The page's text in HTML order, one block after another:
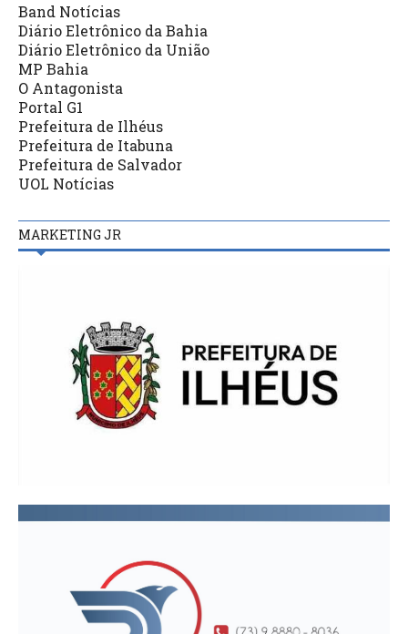
Band Notícias
Diário Eletrônico da Bahia
Diário Eletrônico da União
MP Bahia
O Antagonista
Portal G1
Prefeitura de Ilhéus
Prefeitura de Itabuna
Prefeitura de Salvador
UOL Notícias
MARKETING JR